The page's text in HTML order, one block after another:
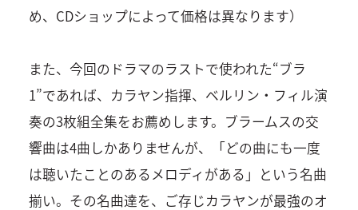
め、CDショップによって価格は異なります）
また、今回のドラマのラストで使われた“ブラ
1”であれば、カラヤン指揮、ベルリン・フィル演
奏の3枚組全集をお薦めします。ブラームスの交
響曲は4曲しかありませんが、「どの曲にも一度
は聴いたことのあるメロディがある」という名曲
揃い。その名曲達を、ご存じカラヤンが最強のオ